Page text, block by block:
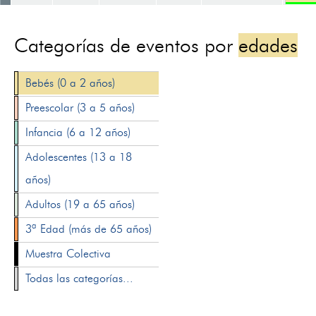
Categorías de eventos por edades
Bebés (0 a 2 años)
Preescolar (3 a 5 años)
Infancia (6 a 12 años)
Adolescentes (13 a 18
años)
Adultos (19 a 65 años)
3ª Edad (más de 65 años)
Muestra Colectiva
Todas las categorías...